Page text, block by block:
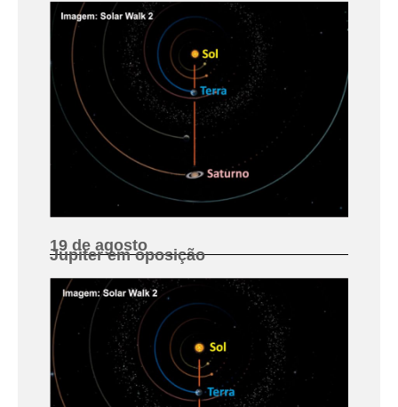
19 de agosto
Júpiter em oposição